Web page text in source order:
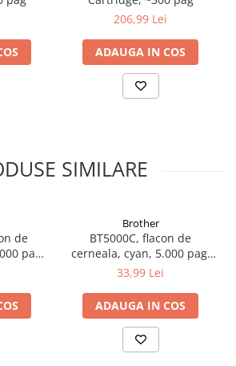
206,99 Lei
ADAUGA IN COS
SIMILARE
de
pag,
Brother
BT5000C, flacon de
cerneala, cyan, 5.000 pag,
Ink Benefit DCP-
33,99 Lei
ADAUGA IN COS